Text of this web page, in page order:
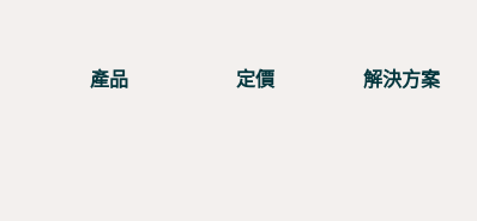
產品 定價 解決方案